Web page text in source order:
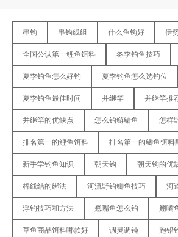
串钩 串钩线组 什么鱼钩好 伊
全国公认第一鲤鱼饵料 冬季钓鱼技巧
夏季钓鱼怎么好钓 夏季钓鱼怎么选钓位
夏季钓鱼最佳时间 并继竿 并继竿推
并继竿的优缺点 怎么钓鲢鳙鱼 怎样
排名第一的鲤鱼饵料 排名第一的鲫鱼饵料
新手学钓鱼知识 朝天钩 朝天钩的优
棉线结的绑法 河流野钓鲫鱼技巧 河
浮钓技巧和方法 翘嘴鱼怎么钓 翘嘴
草鱼商品饵料哪款好 调灵调钝 跑铅